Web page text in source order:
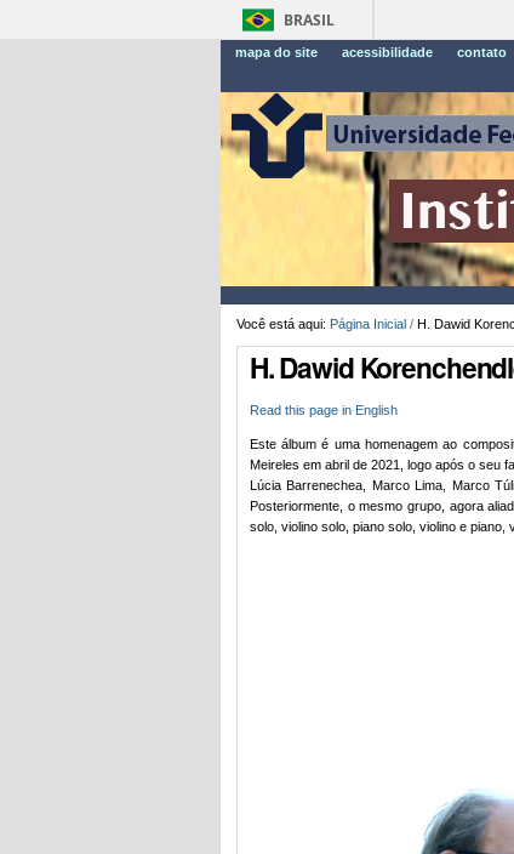
BRASIL
mapa do site acessibilidade contato
Você está aqui: Página Inicial / H. Dawid
H. Dawid
Read this page in English
Este álbum é uma homenagem ao
Meireles em abril de 2021, logo após o seu
Lúcia Barrenechea, Marco Lima, Marco
Posteriormente, o mesmo grupo, agora
solo, violino solo, piano solo, violino e